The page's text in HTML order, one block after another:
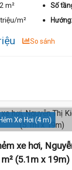
m² Số
m² Hướng:
So sánh
Hẻm Xe Hơi (4 m)
xe hơi,
(5.1m x 19m)